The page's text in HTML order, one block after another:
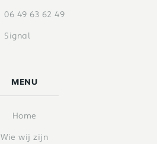
06 49 63 62 49
Signal
MENU
Home
Wie wij zijn